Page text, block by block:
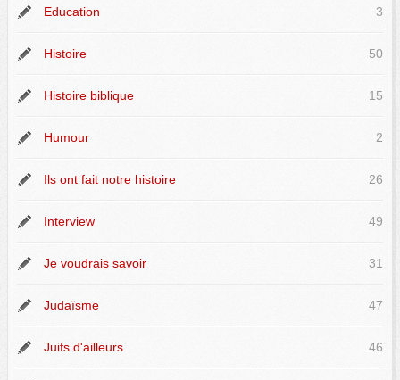
Education 3
Histoire 50
Histoire biblique 15
Humour 2
Ils ont fait notre histoire 26
Interview 49
Je voudrais savoir 31
Judaïsme 47
Juifs d'ailleurs 46